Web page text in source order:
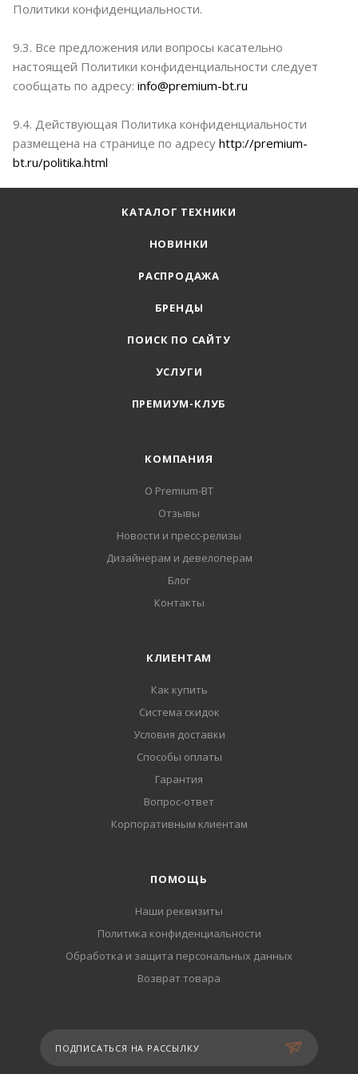
Политики конфиденциальности.
9.3. Все предложения или вопросы касательно
настоящей Политики конфиденциальности следует
сообщать по адресу: info@premium-bt.ru
9.4. Действующая Политика конфиденциальности
размещена на странице по адресу http://premium-
bt.ru/politika.html
КАТАЛОГ ТЕХНИКИ
НОВИНКИ
РАСПРОДАЖА
БРЕНДЫ
ПОИСК ПО САЙТУ
УСЛУГИ
ПРЕМИУМ-КЛУБ
КОМПАНИЯ
О Premium-BT
Отзывы
Новости и пресс-релизы
Дизайнерам и девелоперам
Блог
Контакты
КЛИЕНТАМ
Как купить
Система скидок
Условия доставки
Способы оплаты
Гарантия
Вопрос-ответ
Корпоративным клиентам
ПОМОЩЬ
Наши реквизиты
Политика конфиденциальности
Обработка и защита персональных данных
Возврат товара
ПОДПИСАТЬСЯ НА РАССЫЛКУ